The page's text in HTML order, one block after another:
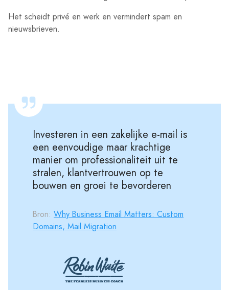
Het scheidt privé en werk en vermindert spam en
nieuwsbrieven.
Investeren in een zakelijke e-mail is
een eenvoudige maar krachtige
manier om professionaliteit uit te
stralen, klantvertrouwen op te
bouwen en groei te bevorderen
Bron: Why Business Email Matters: Custom
Domains, Mail Migration